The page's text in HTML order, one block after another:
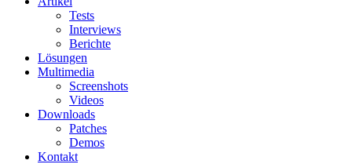
Tests
Interviews
Berichte
Lösungen
Multimedia
Screenshots
Videos
Downloads
Patches
Demos
Kontakt